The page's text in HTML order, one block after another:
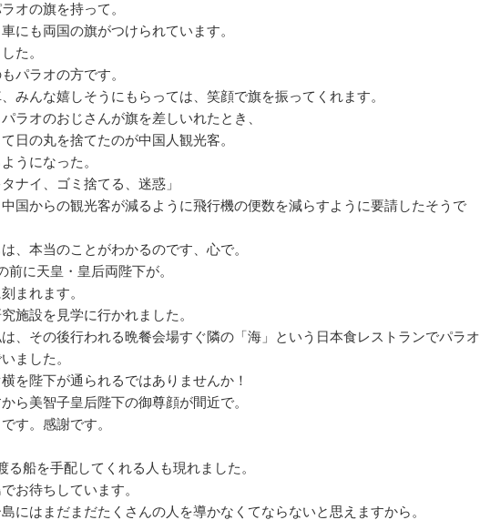
オの旗を持って。
にも両国の旗がつけられています。
た。
パラオの方です。
みんな嬉しそうにもらっては、笑顔で旗を振ってくれます。
ラオのおじさんが旗を差しいれたとき、
日の丸を捨てたのが中国人観光客。
うになった。
ナイ、ゴミ捨てる、迷惑」
国からの観光客が減るように飛行機の便数を減らすように要請したそうで
、本当のことがわかるのです、心で。
前に天皇・皇后両陛下が。
まれます。
施設を見学に行かれました。
、その後行われる晩餐会場すぐ隣の「海」という日本食レストランでパラオ
ました。
を陛下が通られるではありませんか！
ら美智子皇后陛下の御尊顔が間近で。
す。感謝です。
る船を手配してくれる人も現れました。
お待ちしています。
にはまだまだたくさんの人を導かなくてならないと思えますから。